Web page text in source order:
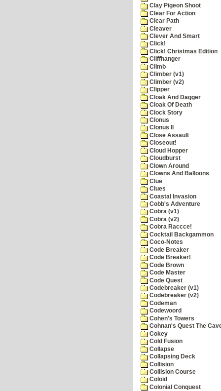
Clay Pigeon Shoot
Clear For Action
Clear Path
Cleaver
Clever And Smart
Click!
Click! Christmas Edition
Cliffhanger
Climb
Climber (v1)
Climber (v2)
Clipper
Cloak And Dagger
Cloak Of Death
Clock Story
Clonus
Clonus II
Close Assault
Closeout!
Cloud Hopper
Cloudburst
Clown Around
Clowns And Balloons
Clue
Clues
Coastal Invasion
Cobb's Adventure
Cobra (v1)
Cobra (v2)
Cobra Raccce!
Cocktail Backgammon
Coco-Notes
Code Breaker
Code Breaker!
Code Brown
Code Master
Code Quest
Codebreaker (v1)
Codebreaker (v2)
Codeman
Codewoord
Cohen's Towers
Cohnan's Quest The
Cokey
Cold Fusion
Collapse
Collapsing Deck
Collision
Collision Course
Coloid
Colonial Conquest